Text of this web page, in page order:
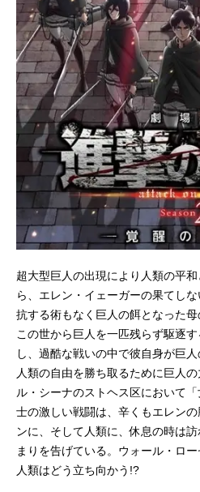
超大型巨人の出現により人類の平
ら、エレン・イェーガーの果てし
抗する術もなく巨人の餌となった母
この世から巨人を一匹残らず駆逐
し、過酷な戦いの中で彼自身が巨
人類の自由を勝ち取るために巨人
ル・シーナのストヘス区において
士の激しい戦闘は、辛くもエレン
ンに、そして人類に、休息の時は
まりを告げている。ウォール・ロ
人類はどう立ち向かう!?